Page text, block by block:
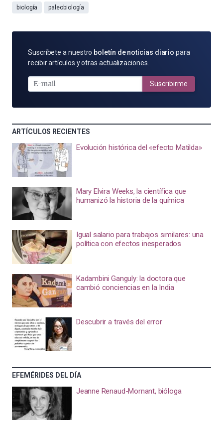
biología paleobiología
SUSCRÍBETE
POR
MAIL
Suscríbete a nuestro boletín de noticias diario para
recibir artículos y otras actualizaciones.
Suscribirme
ARTÍCULOS RECIENTES
Evolución histórica del «efecto Matilda»
Mary Elvira Weeks, la científica que
humanizó la historia de la química
Igual salario para trabajos similares: una
política con efectos inesperados
Kadambini Ganguly: la doctora que
cambió conciencias en la India
Descubrir a través del error
EFEMÉRIDES DEL DÍA
Jeanne Renaud-Mornant, bióloga